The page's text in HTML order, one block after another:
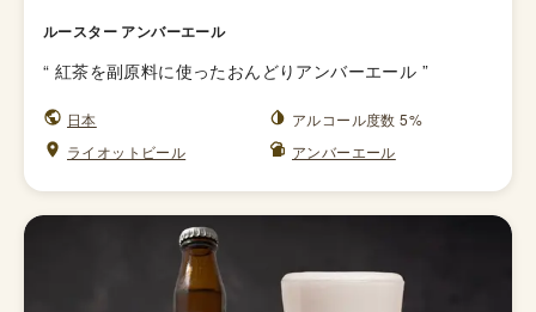
ルースター アンバーエール
“ 紅茶を副原料に使ったおんどりアンバーエール ”
日本
アルコール度数 5%
ライオットビール
アンバーエール